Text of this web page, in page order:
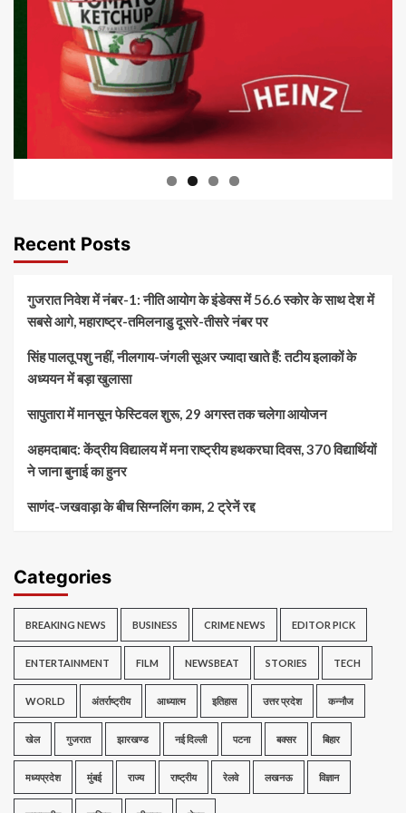
Recent Posts
गुजरात निवेश में नंबर-1: नीति आयोग के इंडेक्स में 56.6 स्कोर के साथ देश में
सबसे आगे, महाराष्ट्र-तमिलनाडु दूसरे-तीसरे नंबर पर
सिंह पालतू पशु नहीं, नीलगाय-जंगली सूअर ज्यादा खाते हैं: तटीय इलाकों के
अध्ययन में बड़ा खुलासा
सापुतारा में मानसून फेस्टिवल शुरू, 29 अगस्त तक चलेगा आयोजन
अहमदाबाद: केंद्रीय विद्यालय में मना राष्ट्रीय हथकरघा दिवस, 370 विद्यार्थियों
ने जाना बुनाई का हुनर
साणंद-जखवाड़ा के बीच सिग्नलिंग काम, 2 ट्रेनें रद्द
Categories
BREAKING NEWS BUSINESS CRIME NEWS EDITOR PICK
ENTERTAINMENT FILM NEWSBEAT STORIES TECH
WORLD अंतर्राष्ट्रीय आध्यात्म इतिहास उत्तर प्रदेश कन्नौज
खेल गुजरात झारखण्ड नई दिल्ली पटना बक्सर बिहार
मध्यप्रदेश मुंबई राज्य राष्ट्रीय रेलवे लखनऊ विज्ञान